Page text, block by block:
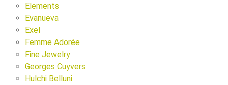
Elements
Evanueva
Exel
Femme Adorée
Fine Jewelry
Georges Cuyvers
Hulchi Belluni